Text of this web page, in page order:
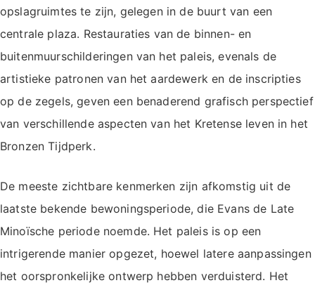
opslagruimtes te zijn, gelegen in de buurt van een
centrale plaza. Restauraties van de binnen- en
buitenmuurschilderingen van het paleis, evenals de
artistieke patronen van het aardewerk en de inscripties
op de zegels, geven een benaderend grafisch perspectief
van verschillende aspecten van het Kretense leven in het
Bronzen Tijdperk.
De meeste zichtbare kenmerken zijn afkomstig uit de
laatste bekende bewoningsperiode, die Evans de Late
Minoïsche periode noemde. Het paleis is op een
intrigerende manier opgezet, hoewel latere aanpassingen
het oorspronkelijke ontwerp hebben verduisterd. Het